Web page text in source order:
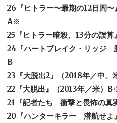
26『ヒトラー〜最期の12日間〜
A※
25『ヒトラー暗殺、13分の誤算
24『ハートブレイク・リッジ
B
23『大脱出2』（2018年／中、
22『大脱出』（2013年／米）B
21『記者たち 衝撃と畏怖の真
20『ハンターキラー 潜航せよ